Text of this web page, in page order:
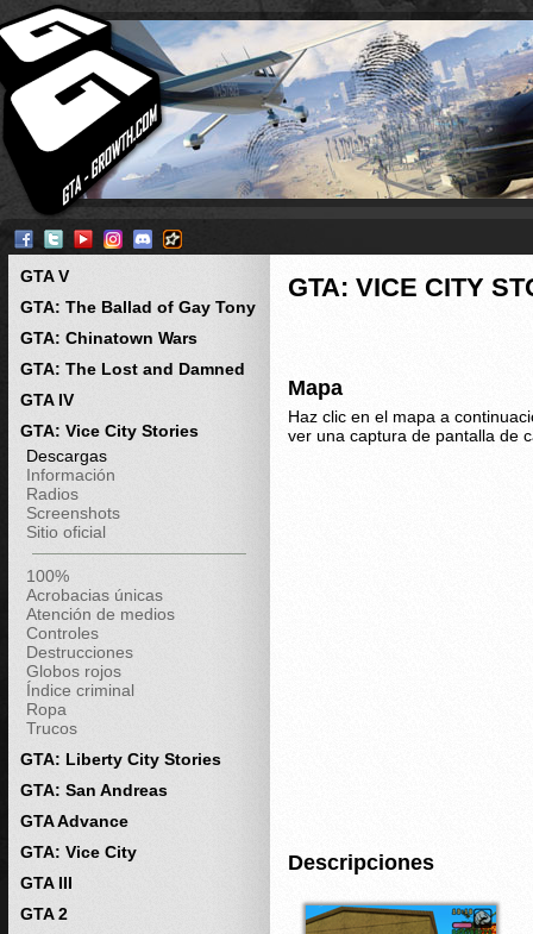
GTA V
GTA: The Ballad of Gay Tony
GTA: Chinatown Wars
GTA: The Lost and Damned
GTA IV
GTA: Vice City Stories
Descargas
Información
Radios
Screenshots
Sitio oficial
100%
Acrobacias únicas
Atención de medios
Controles
Destrucciones
Globos rojos
Índice criminal
Ropa
Trucos
GTA: Liberty City Stories
GTA: San Andreas
GTA Advance
GTA: Vice City
GTA III
GTA 2
GTA: VICE CITY
Mapa
Haz clic en el mapa a
ver una captura de pantalla de
Descripciones